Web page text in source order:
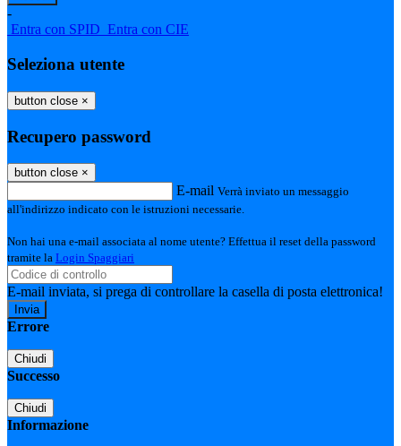
-
Entra con SPID Entra con CIE
Seleziona utente
button close ×
Recupero password
button close ×
E-mail Verrà inviato un messaggio
all'indirizzo indicato con le istruzioni necessarie.
Non hai una e-mail associata al nome utente? Effettua il reset della password
tramite la Login Spaggiari
E-mail inviata, si prega di controllare la casella di posta elettronica!
Errore
Chiudi
Successo
Chiudi
Informazione